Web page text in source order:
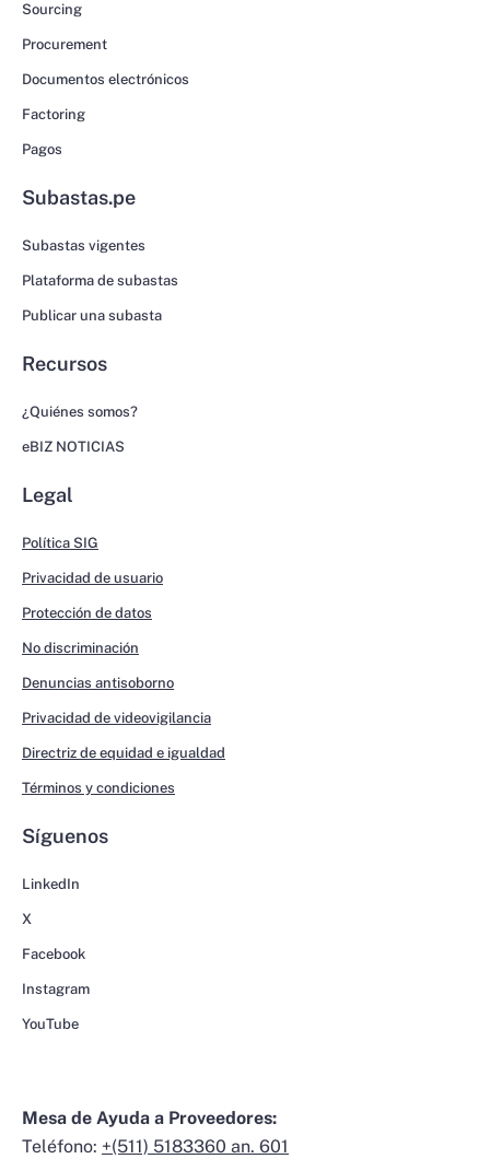
Sourcing
Procurement
Documentos electrónicos
Factoring
Pagos
Subastas.pe
Subastas vigentes
Plataforma de subastas
Publicar una subasta
Recursos
¿Quiénes somos?
eBIZ NOTICIAS
Legal
Política SIG
Privacidad de usuario
Protección de datos
No discriminación
Denuncias antisoborno
Privacidad de videovigilancia
Directriz de equidad e igualdad
Términos y condiciones
Síguenos
LinkedIn
X
Facebook
Instagram
YouTube
Mesa de Ayuda a Proveedores:
Teléfono: +(511) 5183360 an. 601